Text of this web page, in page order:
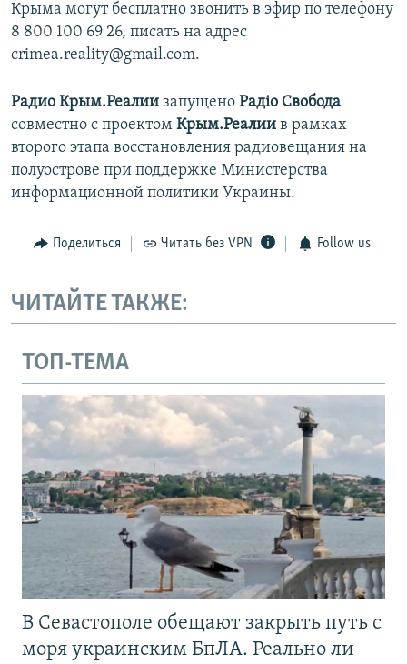
Крыма могут бесплатно звонить в эфир по телефону
8 800 100 69 26, писать на адрес
crimea.reality@gmail.com.
Радио Крым.Реалии запущено Радіо Свобода
совместно с проектом Крым.Реалии в рамках
второго этапа восстановления радиовещания на
полуострове при поддержке Министерства
информационной политики Украины.
Поделиться Читать без VPN Follow us
ЧИТАЙТЕ ТАКЖЕ:
ТОП-ТЕМА
В Севастополе обещают закрыть путь с
моря украинским БпЛА. Реально ли